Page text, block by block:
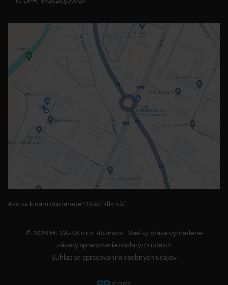
Ako sa k nám dostanete? Stačí kliknúť.
© 2026 MEVA-SK s.r.o. Rožňava
Všetky práva vyhradené
Zásady spracovania osobných údajov
Súhlas so spracovaním osobných údajov